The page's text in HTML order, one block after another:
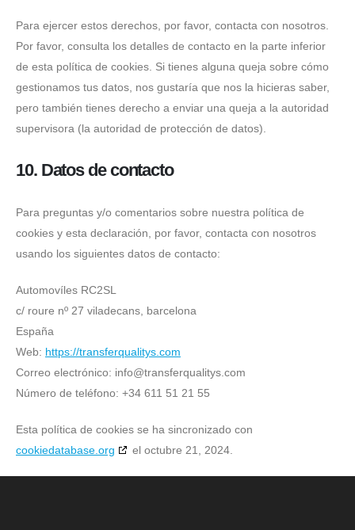
Para ejercer estos derechos, por favor, contacta con nosotros.
Por favor, consulta los detalles de contacto en la parte inferior
de esta política de cookies. Si tienes alguna queja sobre cómo
gestionamos tus datos, nos gustaría que nos la hicieras saber,
pero también tienes derecho a enviar una queja a la autoridad
supervisora (la autoridad de protección de datos).
10. Datos de contacto
Para preguntas y/o comentarios sobre nuestra política de
cookies y esta declaración, por favor, contacta con nosotros
usando los siguientes datos de contacto:
Automovíles RC2SL
c/ roure nº 27 viladecans, barcelona
España
Web: https://transferqualitys.com
Correo electrónico: info@transferqualitys.com
Número de teléfono: +34 611 51 21 55
Esta política de cookies se ha sincronizado con
cookiedatabase.org
el octubre 21, 2024.